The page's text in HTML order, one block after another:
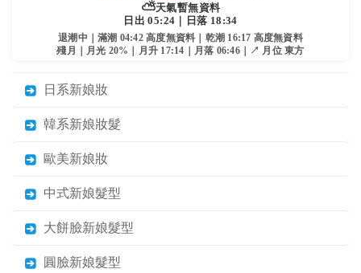
⛅天氣暫無資料
日出 05:24｜日落 18:34
退潮中｜滿潮 04:42 高度無資料｜乾潮 16:17 高度無資料
殘月｜月光 20%｜月升 17:14｜月落 06:46｜↗ 月位 東方
日系新娘妝
韓系新娘妝髮
歐美新娘妝
中式新娘髮型
大餅臉新娘髮型
圓臉新娘髮型